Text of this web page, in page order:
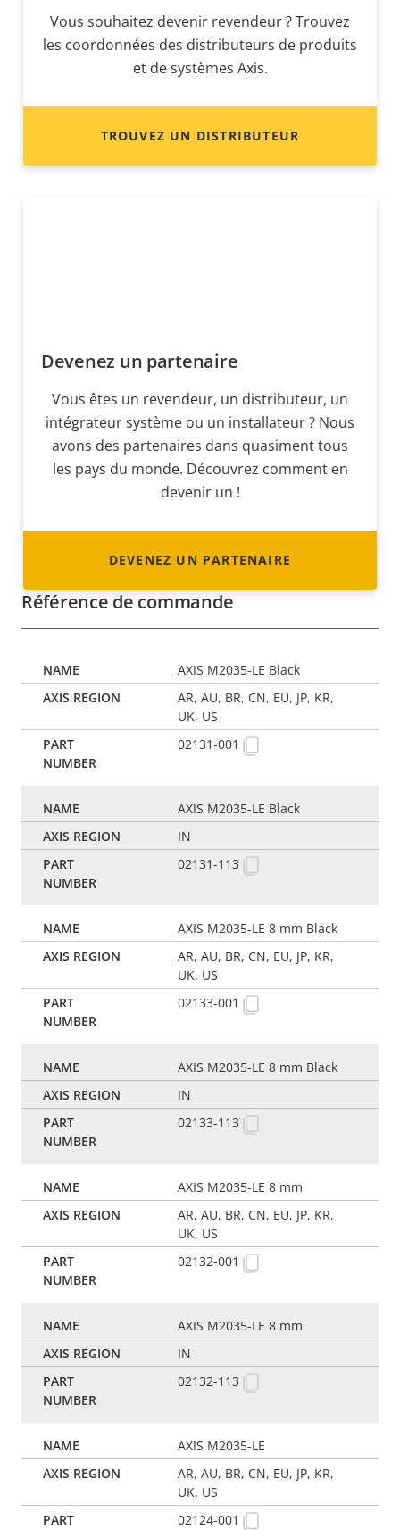
Vous souhaitez devenir revendeur ? Trouvez
les coordonnées des distributeurs de produits
et de systèmes Axis.
TROUVEZ UN DISTRIBUTEUR
Devenez un partenaire
Vous êtes un revendeur, un distributeur, un
intégrateur système ou un installateur ? Nous
avons des partenaires dans quasiment tous
les pays du monde. Découvrez comment en
devenir un !
DEVENEZ UN PARTENAIRE
Référence de commande
AXIS M2035-LE Black
AR, AU, BR, CN, EU, JP, KR,
UK, US
02131-001
AXIS M2035-LE Black
IN
02131-113
AXIS M2035-LE 8 mm Black
AR, AU, BR, CN, EU, JP, KR,
UK, US
02133-001
AXIS M2035-LE 8 mm Black
IN
02133-113
AXIS M2035-LE 8 mm
AR, AU, BR, CN, EU, JP, KR,
UK, US
02132-001
AXIS M2035-LE 8 mm
IN
02132-113
AXIS M2035-LE
AR, AU, BR, CN, EU, JP, KR,
UK, US
02124-001